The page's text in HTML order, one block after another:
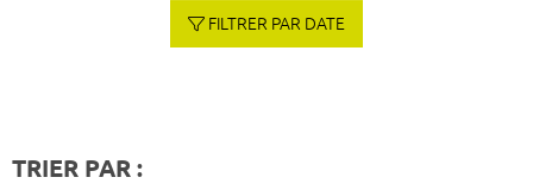
FILTRER PAR DATE
TRIER PAR :